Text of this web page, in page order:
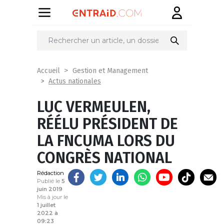
Partager
Accueil
Gestion et Management
Actus nationales
LUC VERMEULEN,
RÉÉLU PRÉSIDENT DE
LA FNCUMA LORS DU
CONGRÈS NATIONAL
Rédaction
Publié le 5
juin 2019
Mis à jour le
1 juillet
2022 à
09:23